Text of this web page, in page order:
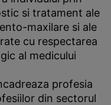
si tratament ale
maxilare si ale
cu respectarea
al medicului
profesia
din sectorul